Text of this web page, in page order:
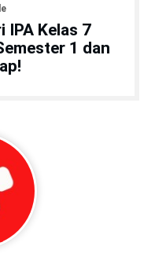
IPA Kelas 7
1 dan